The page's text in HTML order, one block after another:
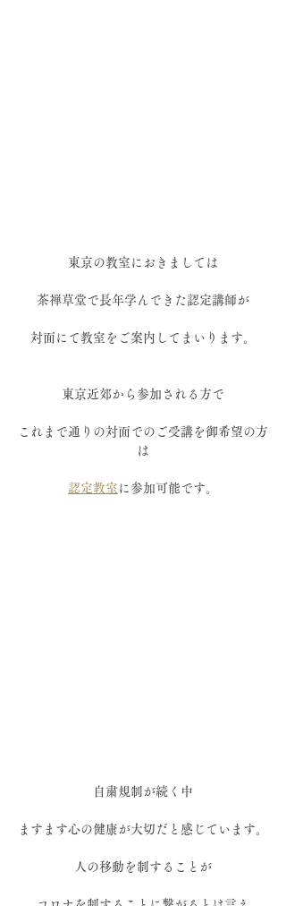
東京の教室におきましては
茶禅草堂で長年学んできた認定講師が
対面にて教室をご案内してまいります。
東京近郊から参加される方で
これまで通りの対面でのご受講を御希望の方
は
認定教室 に参加可能です。
自粛規制が続く中
ますます心の健康が大切だと感じています。
人の移動を制することが